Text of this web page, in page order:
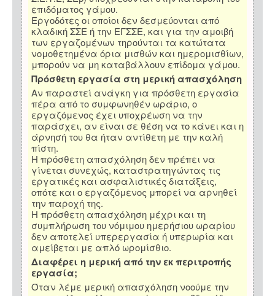
επιδόματος γάμου.
Εργοδότες οι οποίοι δεν δεσμεύονται από
κλαδική ΣΣΕ ή την ΕΓΣΣΕ, και για την αμοιβή
των εργαζομένων τηρούνται τα κατώτατα
νομοθετημένα όρια μισθών και ημερομισθίων,
μπορούν να μη καταβάλλουν επίδομα γάμου.
Πρόσθετη εργασία στη μερική απασχόληση
Αν παραστεί ανάγκη για πρόσθετη εργασία
πέρα από το συμφωνηθέν ωράριο, ο
εργαζόμενος έχει υποχρέωση να την
παράσχει, αν είναι σε θέση να το κάνει και η
άρνησή του θα ήταν αντίθετη με την καλή
πίστη.
Η πρόσθετη απασχόληση δεν πρέπει να
γίνεται συνεχώς, καταστρατηγώντας τις
εργατικές και ασφαλιστικές διατάξεις,
οπότε και ο εργαζόμενος μπορεί να αρνηθεί
την παροχή της.
Η πρόσθετη απασχόληση μέχρι και τη
συμπλήρωση του νόμιμου ημερήσιου ωραρίου
δεν αποτελεί υπερεργασία ή υπερωρία και
αμείβεται με απλό ωρομίσθιο.
Διαφέρει η μερική από την εκ περιτροπής
εργασία;
Όταν λέμε μερική απασχόληση νοούμε την